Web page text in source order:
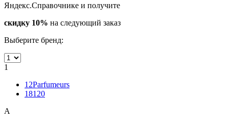
Яндекс.Справочнике и получите
скидку 10% на следующий заказ
Выберите бренд:
1
12Parfumeurs
18120
A